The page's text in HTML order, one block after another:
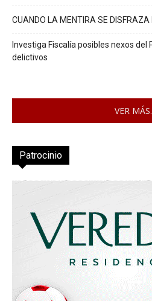
CUANDO LA MENTIRA SE DISFRAZA
Investiga Fiscalía posibles nexos del
delictivos
VER
Patrocinio